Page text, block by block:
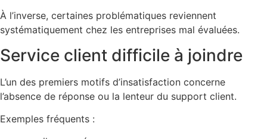
À l’inverse, certaines problématiques reviennent
systématiquement chez les entreprises mal évaluées.
Service client difficile à joindre
L’un des premiers motifs d’insatisfaction concerne
l’absence de réponse ou la lenteur du support client.
Exemples fréquents :